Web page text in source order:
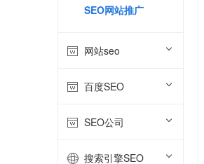
SEO网站推广
网站seo
百度SEO
SEO公司
搜索引擎SEO